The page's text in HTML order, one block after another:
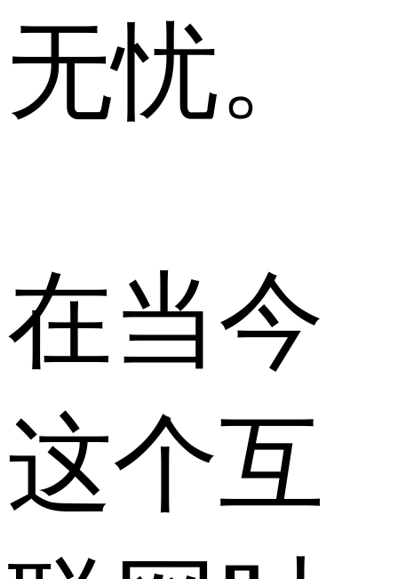
无忧。
在当今
这个互